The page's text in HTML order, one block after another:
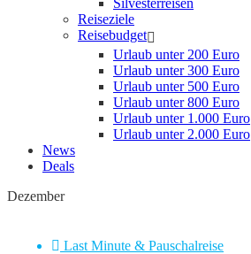
Silvesterreisen
Reiseziele
Reisebudget
Urlaub unter 200 Euro
Urlaub unter 300 Euro
Urlaub unter 500 Euro
Urlaub unter 800 Euro
Urlaub unter 1.000 Euro
Urlaub unter 2.000 Euro
News
Deals
Dezember
Last Minute & Pauschalreise